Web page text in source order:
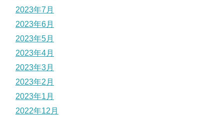
2023年7月
2023年6月
2023年5月
2023年4月
2023年3月
2023年2月
2023年1月
2022年12月